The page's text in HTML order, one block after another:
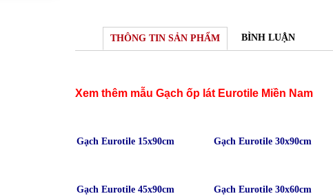
THÔNG TIN SẢN PHẨM BÌNH LUẬN
Xem thêm mẫu Gạch ốp lát Eurotile Miền Nam
Gạch Eurotile 15x90cm Gạch Eurotile 30x90cm
Gạch Eurotile 45x90cm Gạch Eurotile 30x60cm